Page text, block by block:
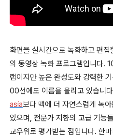
화면을 실시간으로 녹화하고 편
의 동영상 녹화 프로그램입니다.
램이지만 높은 완성도와 강력한
00선에도 이름을 올리고 있습니
asia보다 맥에 더 자연스럽게 녹
있으며, 전문가 지향의 고급 기능
교우위로 평가받는 점입니다. 한